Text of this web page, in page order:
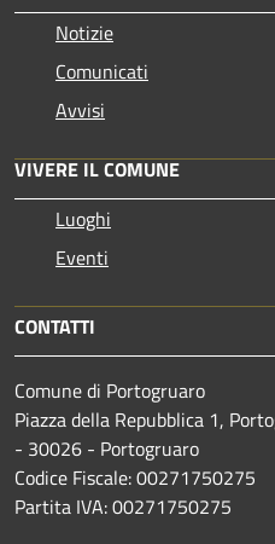
Notizie
Comunicati
Avvisi
VIVERE IL COMUNE
Luoghi
Eventi
CONTATTI
Comune di Portogruaro
Piazza della Repubblica 1,
- 30026 - Portogruaro
Codice Fiscale: 00271750275
Partita IVA: 00271750275